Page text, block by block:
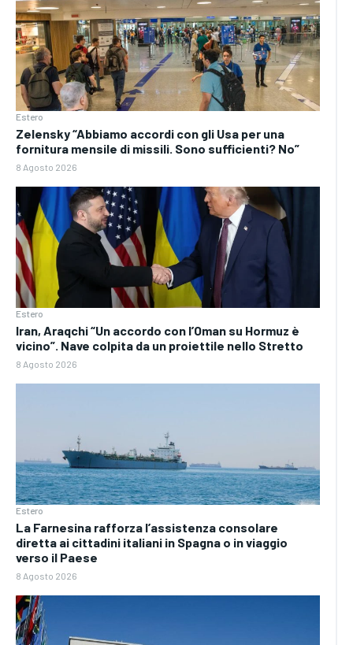
Estero
Zelensky “Abbiamo accordi con gli Usa per una
fornitura mensile di missili. Sono sufficienti? No”
8 Agosto 2026
Estero
Iran, Araqchi “Un accordo con l’Oman su Hormuz è
vicino”. Nave colpita da un proiettile nello Stretto
8 Agosto 2026
Estero
La Farnesina rafforza l’assistenza consolare
diretta ai cittadini italiani in Spagna o in viaggio
verso il Paese
8 Agosto 2026